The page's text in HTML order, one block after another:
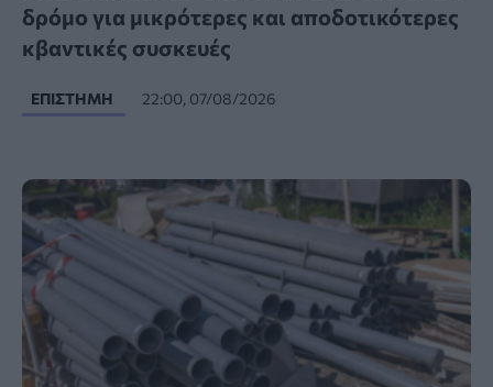
δρόμο για μικρότερες και αποδοτικότερες
κβαντικές συσκευές
ΕΠΙΣΤΉΜΗ 22:00, 07/08/2026